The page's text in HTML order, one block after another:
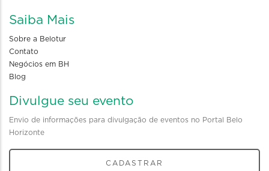
Saiba Mais
Sobre a Belotur
Contato
Negócios em BH
Blog
Divulgue seu evento
Envio de informações para divulgação de eventos no Portal Belo
Horizonte
CADASTRAR